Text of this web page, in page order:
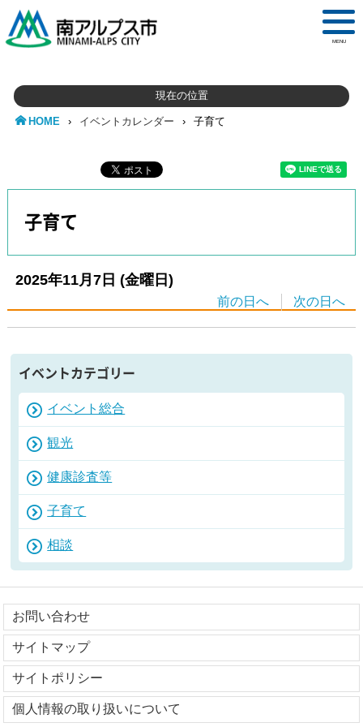
MENU
現在の位置
HOME › イベントカレンダー › 子育て
子育て
2025年11月7日 (金曜日)
前の日へ 次の日へ
イベントカテゴリー
イベント総合
観光
健康診査等
子育て
相談
お問い合わせ
サイトマップ
サイトポリシー
個人情報の取り扱いについて